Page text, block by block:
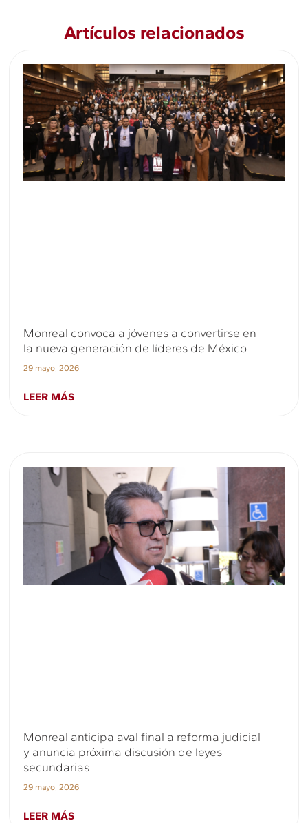
Artículos relacionados
Monreal convoca a jóvenes a convertirse en
la nueva generación de líderes de México
29 mayo, 2026
LEER MÁS
Monreal anticipa aval final a reforma judicial
y anuncia próxima discusión de leyes
secundarias
29 mayo, 2026
LEER MÁS